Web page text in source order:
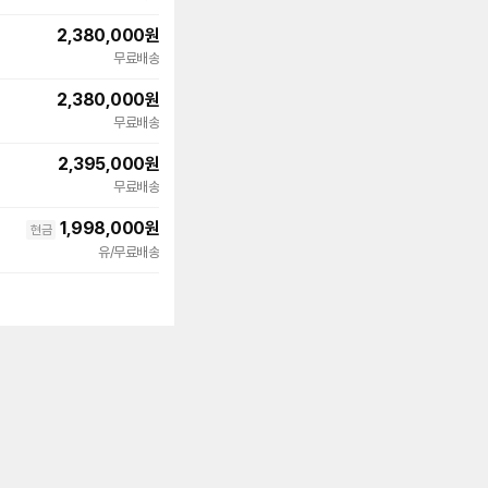
2,380,000원
무료배송
2,380,000원
무료배송
2,395,000원
무료배송
현금 1,998,000원
유/무료배송